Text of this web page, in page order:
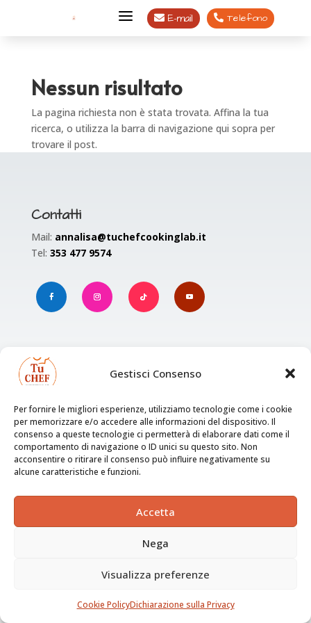
Gestisci Consenso
Per fornire le migliori esperienze, utilizziamo tecnologie come i cookie
per memorizzare e/o accedere alle informazioni del dispositivo. Il
consenso a queste tecnologie ci permetterà di elaborare dati come il
comportamento di navigazione o ID unici su questo sito. Non
acconsentire o ritirare il consenso può influire negativamente su
alcune caratteristiche e funzioni.
Accetta
Nega
Visualizza preferenze
Cookie PolicyDichiarazione sulla Privacy
a  E-mail  Telefono
Nessun risultato
La pagina richiesta non è stata trovata. Affina la tua
ricerca, o utilizza la barra di navigazione qui sopra per
trovare il post.
Contatti
Mail: annalisa@tuchefcookinglab.it
Tel: 353 477 9574
Informazioni sul sito
Privacy & Policy
Credits
Aquista il mio libro